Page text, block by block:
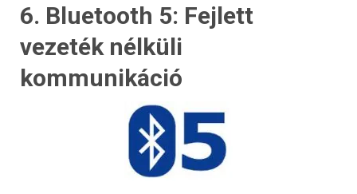
6. Bluetooth 5: Fejlett
vezeték nélküli
kommunikáció